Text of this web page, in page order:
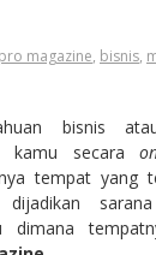
magazine, bisnis,
bisnis
kamu secara
tempat yang
dimana